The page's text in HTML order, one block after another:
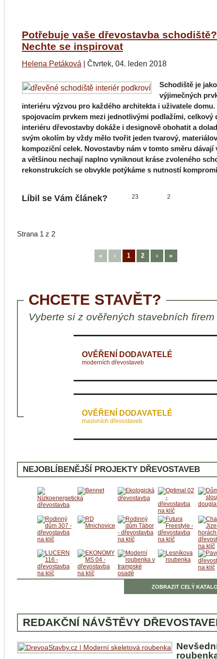
Potřebuje vaše dřevostavba schodiště?
Nechte se inspirovat
Helena Petáková | Čtvrtek, 04. leden 2018
Schodiště je
výjimečných
interiéru výzvou pro každého architekta i uživatele domu.
spojovacím prvkem mezi jednotlivými podlažími, celkový
interiéru dřevostavby dokáže i designově obohatit a
svým okolím by vždy mělo tvořit jeden tvarový,
kompoziční celek. Novostavby nám v tomto směru dávají
a většinou nechají naplno vyniknout kráse zvoleného
rekonstrukcích se obvykle potýkáme s nutností
Líbil se Vám článek? 2
23
Strana 1 z 2
« ‹ 1 2 › »
CHCETE STAVĚT?
Vyberte si z ověřených stavebních firem
OVĚŘENÍ DODAVATELÉ
moderních dřevostaveb
OVĚŘENÍ DODAVATELÉ
masivních dřevostaveb
NEJOBLÍBENĚJŠÍ PROJEKTY DŘEVOSTAVEB
ZOBRAZIT CELÝ
REDAKČNÍ NÁVŠTĚVY